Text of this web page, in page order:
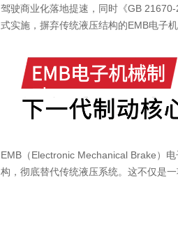
驾驶商业化落地提速，同时《GB
式实施，摒弃传统液压结构的EMB电子
EMB（Electronic Mechanical Brake）
构，彻底替代传统液压系统。这不仅是一